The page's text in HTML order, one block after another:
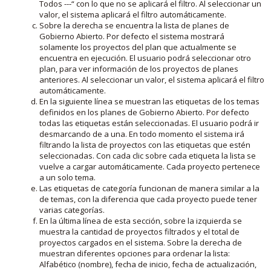
Todos ---“ con lo que no se aplicará el filtro. Al seleccionar un
valor, el sistema aplicará el filtro automáticamente.
Sobre la derecha se encuentra la lista de planes de
Gobierno Abierto. Por defecto el sistema mostrará
solamente los proyectos del plan que actualmente se
encuentra en ejecución. El usuario podrá seleccionar otro
plan, para ver información de los proyectos de planes
anteriores. Al seleccionar un valor, el sistema aplicará el filtro
automáticamente.
En la siguiente línea se muestran las etiquetas de los temas
definidos en los planes de Gobierno Abierto. Por defecto
todas las etiquetas están seleccionadas. El usuario podrá ir
desmarcando de a una. En todo momento el sistema irá
filtrando la lista de proyectos con las etiquetas que estén
seleccionadas. Con cada clic sobre cada etiqueta la lista se
vuelve a cargar automáticamente. Cada proyecto pertenece
a un solo tema.
Las etiquetas de categoría funcionan de manera similar a la
de temas, con la diferencia que cada proyecto puede tener
varias categorías.
En la última línea de esta sección, sobre la izquierda se
muestra la cantidad de proyectos filtrados y el total de
proyectos cargados en el sistema. Sobre la derecha de
muestran diferentes opciones para ordenar la lista:
Alfabético (nombre), fecha de inicio, fecha de actualización,